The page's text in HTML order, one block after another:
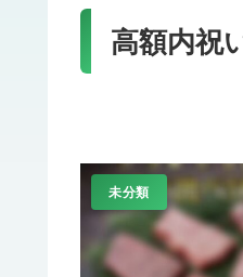
高額内祝
未分類